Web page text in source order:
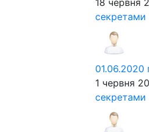
18 червня
секретами
01.06.2020
1 червня
секретами